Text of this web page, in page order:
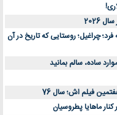
چراغیل؛ روستایی که تاریخ در آن
ساده، سالم بمانید
فیلم اش؛ سال 76